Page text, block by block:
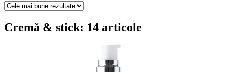
Cremă & stick: 14 articole